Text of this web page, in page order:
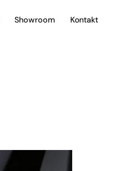
Showroom Kontakt